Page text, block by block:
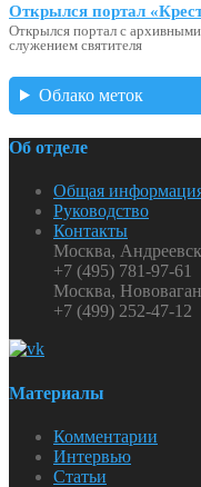
Открылся портал
Открылся портал с
служением святителя
Облако меток
Об отделе
Общая
Руководство
Контакты
Москва,
+7 (495) 781-97-61
Москва,
+7 (499) 252-47-12
Материалы
Комментарии
Интервью
Статьи